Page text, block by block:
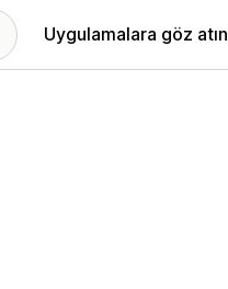
Uygulamalara göz atın